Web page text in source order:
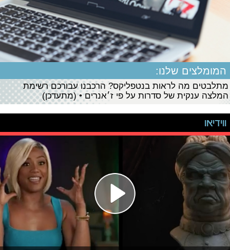
המומלצים שלנו:
מתלבטים מה לראות בנטפליקס? הרכבנו עבורכם רשימת
המלצה ענקית של סדרות על פי ז׳אנרים • (מתעדכן)
ווידיאו